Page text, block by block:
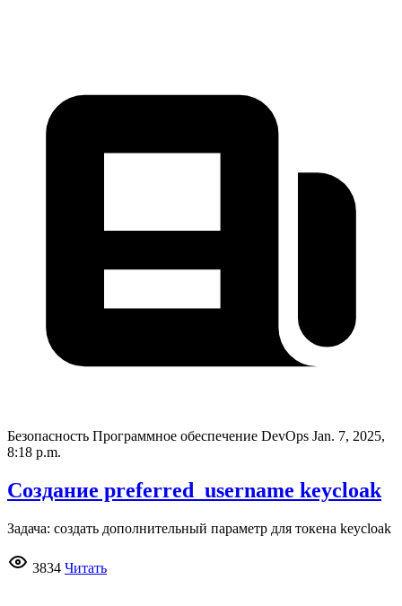
Безопасность Программное обеспечение DevOps Jan. 7, 2025,
8:18 p.m.
Создание preferred_username keycloak
Задача: создать дополнительный параметр для токена keycloak
3834 Читать